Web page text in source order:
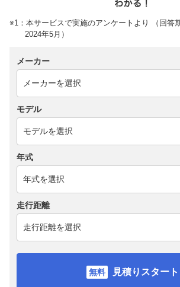
※1：本サービスで実施のアンケートより （回答
2024年5月）
メーカー
モデル
年式
走行距離
見積りスタート